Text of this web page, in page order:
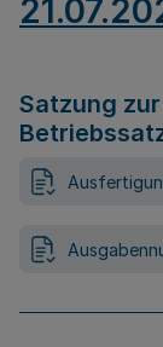
Satzung